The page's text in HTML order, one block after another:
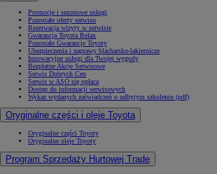
Promocje i sezonowe usługi
Pozostałe oferty serwisu
Rezerwacja wizyty w serwisie
Gwarancja Toyota Relax
Pozostałe Gwarancje Toyoty
Ubezpieczenia i naprawy blacharsko-lakiernicze
Innowacyjne usługi dla Twojej wygody
Bezpłatne Akcje Serwisowe
Serwis Dobrych Cen
Serwis w ASO się opłaca
Dostęp do informacji serwisowych
Wykaz wydanych zaświadczeń o odbytym szkoleniu (pdf)
Oryginalne części i oleje Toyota
Oryginalne części Toyoty
Oryginalne oleje Toyoty
Program Sprzedaży Hurtowej Trade